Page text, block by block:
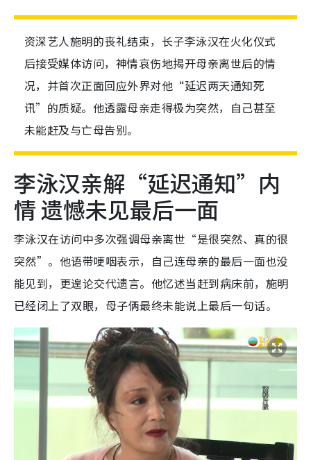
资深艺人施明的丧礼结束，长子李泳汉在火化仪式
后接受媒体访问，神情哀伤地揭开母亲离世后的情
况，并首次正面回应外界对他“延迟两天通知死
讯”的质疑。他透露母亲走得极为突然，自己甚至
未能赶及与亡母告别。
李泳汉亲解“延迟通知”内
情 遗憾未见最后一面
李泳汉在访问中多次强调母亲离世“是很突然、真的很
突然”。他语带哽咽表示，自己连母亲的最后一面也没
能见到，更遑论交代遗言。他忆述当赶到病床前，施明
已经闭上了双眼，母子俩最终未能说上最后一句话。